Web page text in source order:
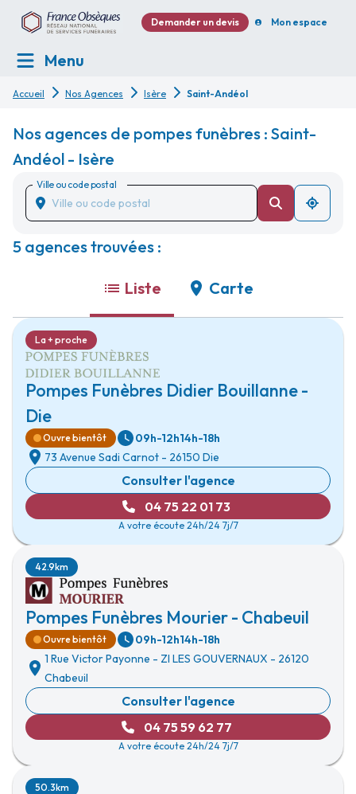
Demander un devis Mon espace
Menu
Accueil Nos Agences Isère Saint-Andéol
Nos agences de pompes funèbres : Saint-
Andéol - Isère
Ville ou code postal
5 agences trouvées :
Liste Carte
Pompes Funèbres Didier Bouillanne -
Die
La + proche
Ouvre bientôt 09h-12h14h-18h
73 Avenue Sadi Carnot - 26150 Die
Consulter l'agence
04 75 22 01 73
A votre écoute 24h/24 7j/7
Pompes Funèbres Mourier - Chabeuil
42.9km
Ouvre bientôt 09h-12h14h-18h
1 Rue Victor Payonne - ZI LES GOUVERNAUX - 26120
Chabeuil
Consulter l'agence
04 75 59 62 77
A votre écoute 24h/24 7j/7
50.3km